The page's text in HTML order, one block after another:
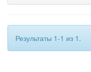
Результаты 1-1 из 1.